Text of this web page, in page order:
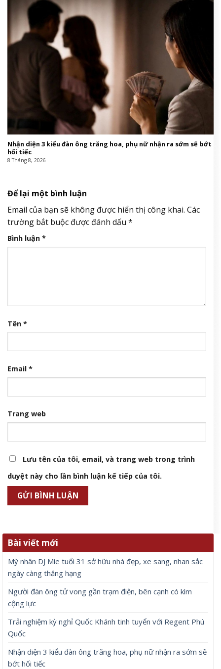
Nhận diện 3 kiểu đàn ông trăng hoa, phụ nữ nhận ra sớm sẽ bớt
hối tiếc
8 Tháng 8, 2026
Để lại một bình luận
Email của bạn sẽ không được hiển thị công khai. Các
trường bắt buộc được đánh dấu *
Bình luận *
Tên *
Email *
Trang web
Lưu tên của tôi, email, và trang web trong trình
duyệt này cho lần bình luận kế tiếp của tôi.
Bài viết mới
Mỹ nhân DJ Mie tuổi 31 sở hữu nhà đẹp, xe sang, nhan sắc
ngày càng thăng hạng
Người đàn ông tử vong gần trạm điện, bên cạnh có kìm
cộng lực
Trải nghiệm kỳ nghỉ Quốc Khánh tinh tuyển với Regent Phú
Quốc
Nhận diện 3 kiểu đàn ông trăng hoa, phụ nữ nhận ra sớm sẽ
bớt hối tiếc